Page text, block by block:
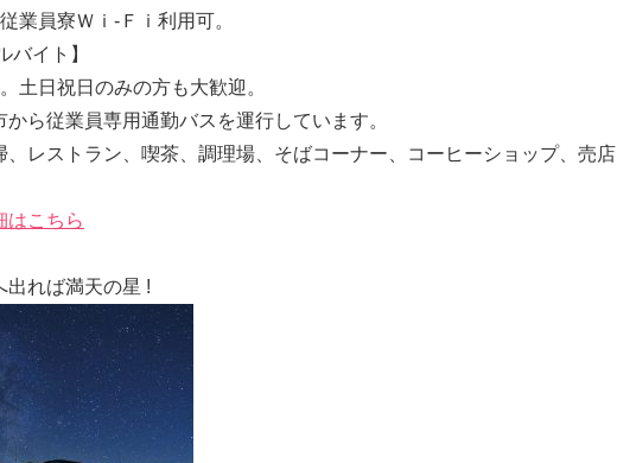
業員寮Ｗｉ‐Ｆｉ利用可。
バイト】
土日祝日のみの方も大歓迎。
ら従業員専用通勤バスを運行しています。
、レストラン、喫茶、調理場、そばコーナー、コーヒーショップ、売店
はこちら
出れば満天の星 !